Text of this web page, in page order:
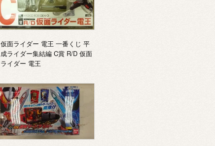
仮面ライダー 電王 一番くじ 平
成ライダー集結編 C賞 R/D 仮面
ライダー 電王